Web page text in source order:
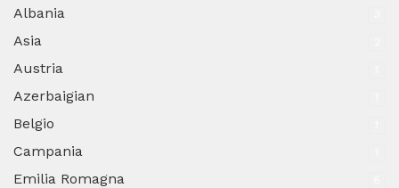
Albania
Asia
Austria
Azerbaigian
Belgio
Campania
Emilia Romagna